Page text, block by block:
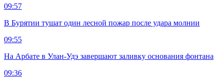
09:57
В Бурятии тушат один лесной пожар после удара молнии
09:55
На Арбате в Улан-Удэ завершают заливку основания фонтана
09:36